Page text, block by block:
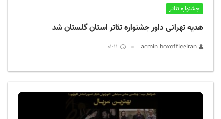
جشنواره تئاتر
هدیه تهرانی داور جشنواره تئاتر استان گلستان شد
01:11